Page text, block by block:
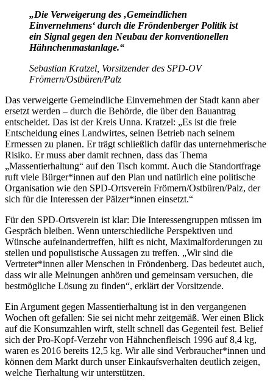
„Die Verweigerung des ‚Gemeindlichen
Einvernehmens‘ durch die Fröndenberger Politik ist
ein Signal gegen den Neubau der konventionellen
Hähnchenmastanlage.“
Sebastian Kratzel, Vorsitzender des SPD-OV
Frömern/Ostbüren/Palz
Das verweigerte Gemeindliche Einvernehmen der Stadt kann aber
ersetzt werden – durch die Behörde, die über den Bauantrag
entscheidet. Das ist der Kreis Unna. Kratzel: „Es ist die freie
Entscheidung eines Landwirtes, seinen Betrieb nach seinem
Ermessen zu planen. Er trägt schließlich dafür das unternehmerische
Risiko. Er muss aber damit rechnen, dass das Thema
„Massentierhaltung“ auf den Tisch kommt. Auch die Standortfrage
ruft viele Bürger*innen auf den Plan und natürlich eine politische
Organisation wie den SPD-Ortsverein Frömern/Ostbüren/Palz, der
sich für die Interessen der Pälzer*innen einsetzt.“
Für den SPD-Ortsverein ist klar: Die Interessengruppen müssen im
Gespräch bleiben. Wenn unterschiedliche Perspektiven und
Wünsche aufeinandertreffen, hilft es nicht, Maximalforderungen zu
stellen und populistische Aussagen zu treffen. „Wir sind die
Vertreter*innen aller Menschen in Fröndenberg. Das bedeutet auch,
dass wir alle Meinungen anhören und gemeinsam versuchen, die
bestmögliche Lösung zu finden“, erklärt der Vorsitzende.
Ein Argument gegen Massentierhaltung ist in den vergangenen
Wochen oft gefallen: Sie sei nicht mehr zeitgemäß. Wer einen Blick
auf die Konsumzahlen wirft, stellt schnell das Gegenteil fest. Belief
sich der Pro-Kopf-Verzehr von Hähnchenfleisch 1996 auf 8,4 kg,
waren es 2016 bereits 12,5 kg. Wir alle sind Verbraucher*innen und
können dem Markt durch unser Einkaufsverhalten deutlich zeigen,
welche Tierhaltung wir unterstützen.